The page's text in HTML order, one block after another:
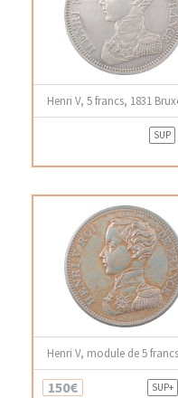
Henri V, 5 francs, 1831
SUP
Henri V, module de 5
150€ SUP+